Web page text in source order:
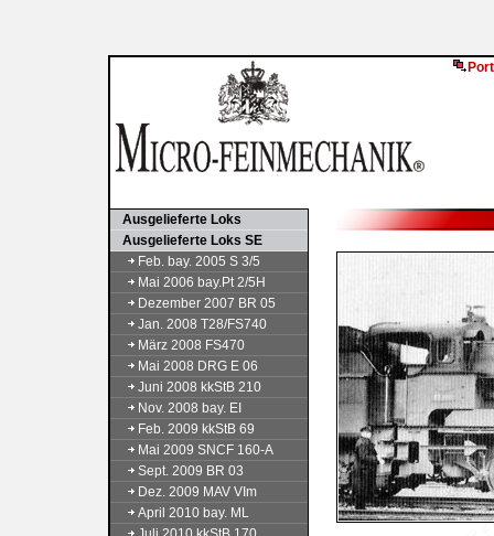
Ausgelieferte Loks
Ausgelieferte Loks SE
Feb. bay. 2005 S 3/5
Mai 2006 bay.Pt 2/5H
Dezember 2007 BR 05
Jan. 2008 T28/FS740
März 2008 FS470
Mai 2008 DRG E 06
Juni 2008 kkStB 210
Nov. 2008 bay. EI
Feb. 2009 kkStB 69
Mai 2009 SNCF 160-A
Sept. 2009 BR 03
Dez. 2009 MAV VIm
April 2010 bay. ML